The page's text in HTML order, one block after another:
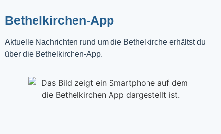
Bethelkirchen-App
Aktuelle Nachrichten rund um die Bethelkirche erhältst du
über die Bethelkirchen-App.